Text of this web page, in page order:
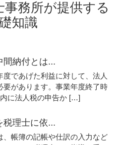
事務所が提供する
知識
間納付とは...
度であげた利益に対して、法人
要があります。事業年度終了時
に法人税の申告か […]
税理士に依...
、帳簿の記帳や仕訳の入力など